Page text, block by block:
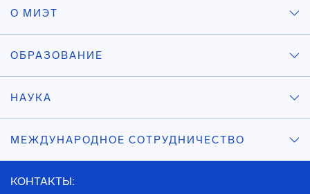
О МИЭТ
ОБРАЗОВАНИЕ
НАУКА
МЕЖДУНАРОДНОЕ СОТРУДНИЧЕСТВО
КОНТАКТЫ: